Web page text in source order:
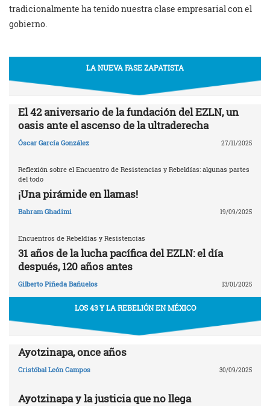
tradicionalmente ha tenido nuestra clase empresarial con el
gobierno.
LA NUEVA FASE ZAPATISTA
El 42 aniversario de la fundación del EZLN, un
oasis ante el ascenso de la ultraderecha
Óscar García González 27/11/2025
Reflexión sobre el Encuentro de Resistencias y Rebeldías: algunas partes
del todo
¡Una pirámide en llamas!
Bahram Ghadimi 19/09/2025
Encuentros de Rebeldías y Resistencias
31 años de la lucha pacífica del EZLN: el día
después, 120 años antes
Gilberto Piñeda Bañuelos 13/01/2025
LOS 43 Y LA REBELIÓN EN MÉXICO
Ayotzinapa, once años
Cristóbal León Campos 30/09/2025
Ayotzinapa y la justicia que no llega